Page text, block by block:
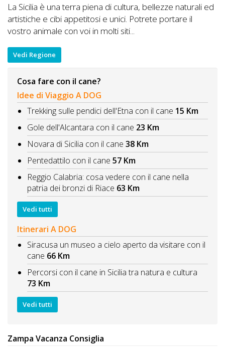
La Sicilia è una terra piena di cultura, bellezze naturali ed
artistiche e cibi appetitosi e unici. Potrete portare il
vostro animale con voi in molti siti...
Vedi Regione
Cosa fare con il cane?
Idee di Viaggio A DOG
Trekking sulle pendici dell'Etna con il cane 15 Km
Gole dell'Alcantara con il cane 23 Km
Novara di Sicilia con il cane 38 Km
Pentedattilo con il cane 57 Km
Reggio Calabria: cosa vedere con il cane nella
patria dei bronzi di Riace 63 Km
Vedi tutti
Itinerari A DOG
Siracusa un museo a cielo aperto da visitare con il
cane 66 Km
Percorsi con il cane in Sicilia tra natura e cultura
73 Km
Vedi tutti
Zampa Vacanza Consiglia